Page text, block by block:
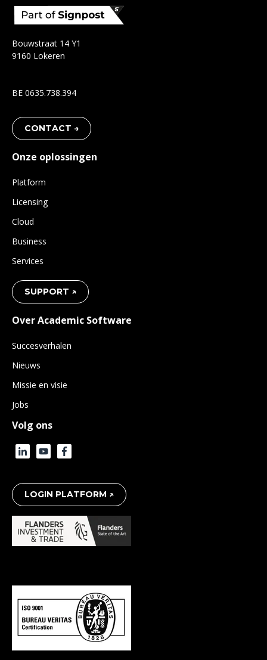
Bouwstraat 14 Y1
9160 Lokeren
BE 0635.738.394
CONTACT →
Onze oplossingen
Platform
Licensing
Cloud
Business
Services
SUPPORT ↗
Over Academic Software
Succesverhalen
Nieuws
Missie en visie
Jobs
Volg ons
LOGIN PLATFORM ↗